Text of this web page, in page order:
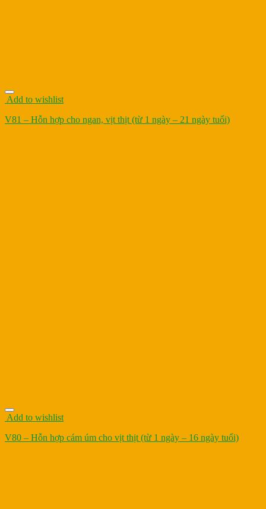
Add to wishlist
V81 – Hỗn hợp cho ngan, vịt thịt (từ 1 ngày – 21 ngày tuổi)
Add to wishlist
V80 – Hỗn hợp cám úm cho vịt thịt (từ 1 ngày – 16 ngày tuổi)